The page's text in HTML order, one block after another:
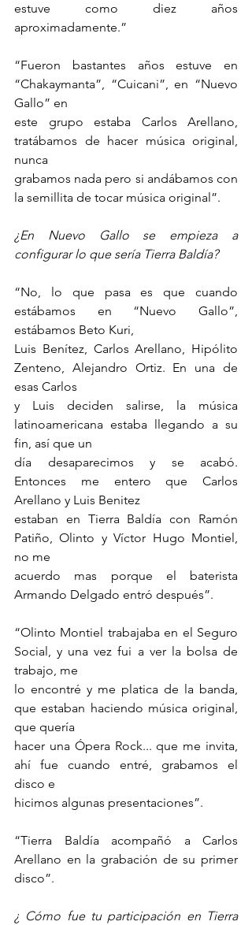
estuve como diez años
aproximadamente.”
“Fueron bastantes años estuve en
“Chakaymanta”, “Cuicani”, en “Nuevo
Gallo” en
este grupo estaba Carlos Arellano,
tratábamos de hacer música original,
nunca
grabamos nada pero si andábamos con
la semillita de tocar música original”.
¿En Nuevo Gallo se empieza a
configurar lo que sería Tierra Baldía?
“No, lo que pasa es que cuando
estábamos en “Nuevo Gallo”,
estábamos Beto Kuri,
Luis Benítez, Carlos Arellano, Hipólito
Zenteno, Alejandro Ortiz. En una de
esas Carlos
y Luis deciden salirse, la música
latinoamericana estaba llegando a su
fin, así que un
día desaparecimos y se acabó.
Entonces me entero que Carlos
Arellano y Luis Benitez
estaban en Tierra Baldía con Ramón
Patiño, Olinto y Víctor Hugo Montiel,
no me
acuerdo mas porque el baterista
Armando Delgado entró después”.
“Olinto Montiel trabajaba en el Seguro
Social, y una vez fui a ver la bolsa de
trabajo, me
lo encontré y me platica de la banda,
que estaban haciendo música original,
que quería
hacer una Ópera Rock... que me invita,
ahí fue cuando entré, grabamos el
disco e
hicimos algunas presentaciones”.
“Tierra Baldía acompañó a Carlos
Arellano en la grabación de su primer
disco”.
¿ Cómo fue tu participación en Tierra